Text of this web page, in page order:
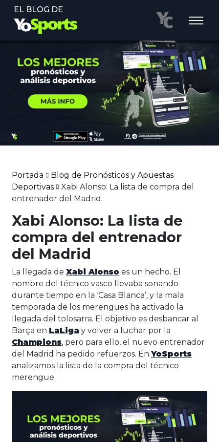
EL BLOG DE
Portada
Blog de Pronósticos y Apuestas
Deportivas
Xabi Alonso: La lista de compra del
entrenador del Madrid
Xabi Alonso: La lista de
compra del entrenador
del Madrid
La llegada de Xabi Alonso es un hecho. El
nombre del técnico vasco llevaba sonando
durante tiempo en la ‘Casa Blanca’, y la mala
temporada de los merengues ha activado la
llegada del tolosarra. El objetivo es desbancar al
Barça en LaLiga y volver a luchar por la
Champions, pero para ello, el nuevo entrenador
del Madrid ha pedido refuerzos. En YoSports
analizamos la lista de la compra del técnico
merengue.